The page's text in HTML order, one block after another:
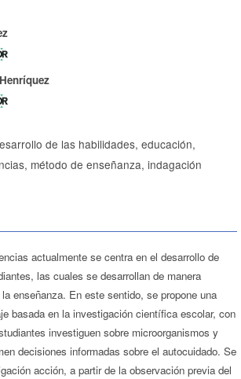
de las habilidades, educación,
método de enseñanza, indagación
actualmente se centra en el desarrollo de
las cuales se desarrollan de manera
enseñanza. En este sentido, se propone una
basada en la investigación científica escolar, con
investiguen sobre microorganismos y
decisiones informadas sobre el autocuidado. Se
acción, a partir de la observación previa del